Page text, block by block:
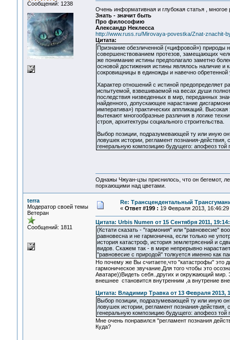
Сообщений: 1238
Очень информативная и глубокая статья ,
Знать - значит быть
Про философию
Александр Неклесса
http://www.russ.ru/Mirovaya-povestka/Znat-znachit-
Цитата:
Признание обезличенной («цифровой») природы
совершенствованием протезов, замещающих
же понимание истины предполагало заметно
основой достижения истины являлось наличие и
сокровищницы в единожды и навечно обретенной
Характер отношений с истиной предопределяет
испытуемой, взвешиваемой на весах души
последствия низведенных в мир, переданных
найденного, допускающее нарастание
императива») практических аппликаций.
вытекают многообразные различия в логике
строя, архитектуры социального строительства.
Выбор позиции, подразумевающей ту или иную
ловушек истории, регламент познания-действия,
генеральную композицию будущего: апофеоз той
Однажы Чжуан-цзы приснилось, что он бегемот,
порхающими над цветами.
terra
Модератор своей темы
Ветеран
Сообщений: 1811
Re: Трансцендентальный
« Ответ #199 : 19 Февраля 2013, 16:46:29
Цитата: Urbis Numen от 15 Сентября 2011,
(Кстати сказать - "гармония" или "равновесие"
равновесна и не гармонична, если только не
история катастроф, история землетрясений и
видов. Скажем так - в мире непрерывно
"равновесие с природой" толкуется именно как
Но почему же Вы считаете,что "катастрофы" это
гармоническое звучание.Для того чтобы это
Аватаре))Видеть себя..других и окружающий
внешнее становится внутренним ,а внутрение
Цитата: Владимир Травка от 13 Февраля 2013,
Выбор позиции, подразумевающей ту или иную
ловушек истории, регламент познания-действия,
генеральную композицию будущего: апофеоз той
Мне очень понравился "регламент познания
Куда?